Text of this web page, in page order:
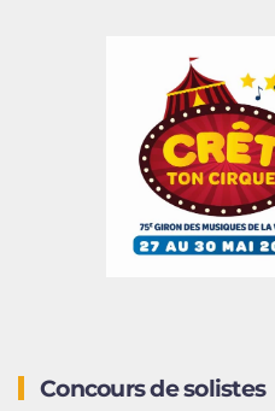
Concours de solistes